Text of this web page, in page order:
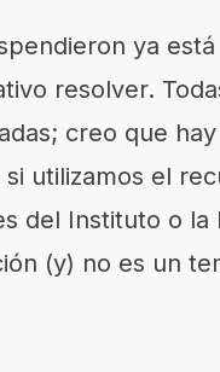
ya
resolver.
creo que
utilizamos el
del Instituto o la
(y) no es un